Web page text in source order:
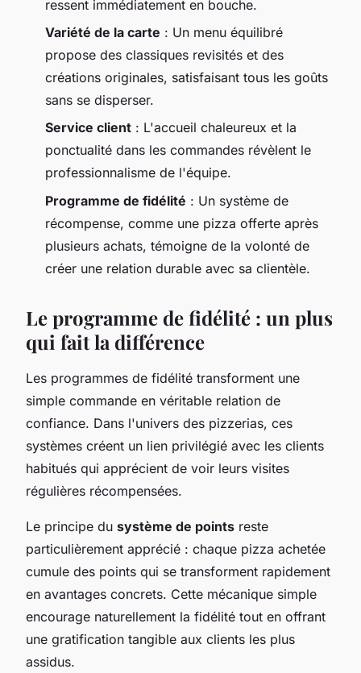
ressent immédiatement en bouche.
Variété de la carte : Un menu équilibré
propose des classiques revisités et des
créations originales, satisfaisant tous les goûts
sans se disperser.
Service client : L'accueil chaleureux et la
ponctualité dans les commandes révèlent le
professionnalisme de l'équipe.
Programme de fidélité : Un système de
récompense, comme une pizza offerte après
plusieurs achats, témoigne de la volonté de
créer une relation durable avec sa clientèle.
Le programme de fidélité : un plus
qui fait la différence
Les programmes de fidélité transforment une
simple commande en véritable relation de
confiance. Dans l'univers des pizzerias, ces
systèmes créent un lien privilégié avec les clients
habitués qui apprécient de voir leurs visites
régulières récompensées.
Le principe du système de points reste
particulièrement apprécié : chaque pizza achetée
cumule des points qui se transforment rapidement
en avantages concrets. Cette mécanique simple
encourage naturellement la fidélité tout en offrant
une gratification tangible aux clients les plus
assidus.